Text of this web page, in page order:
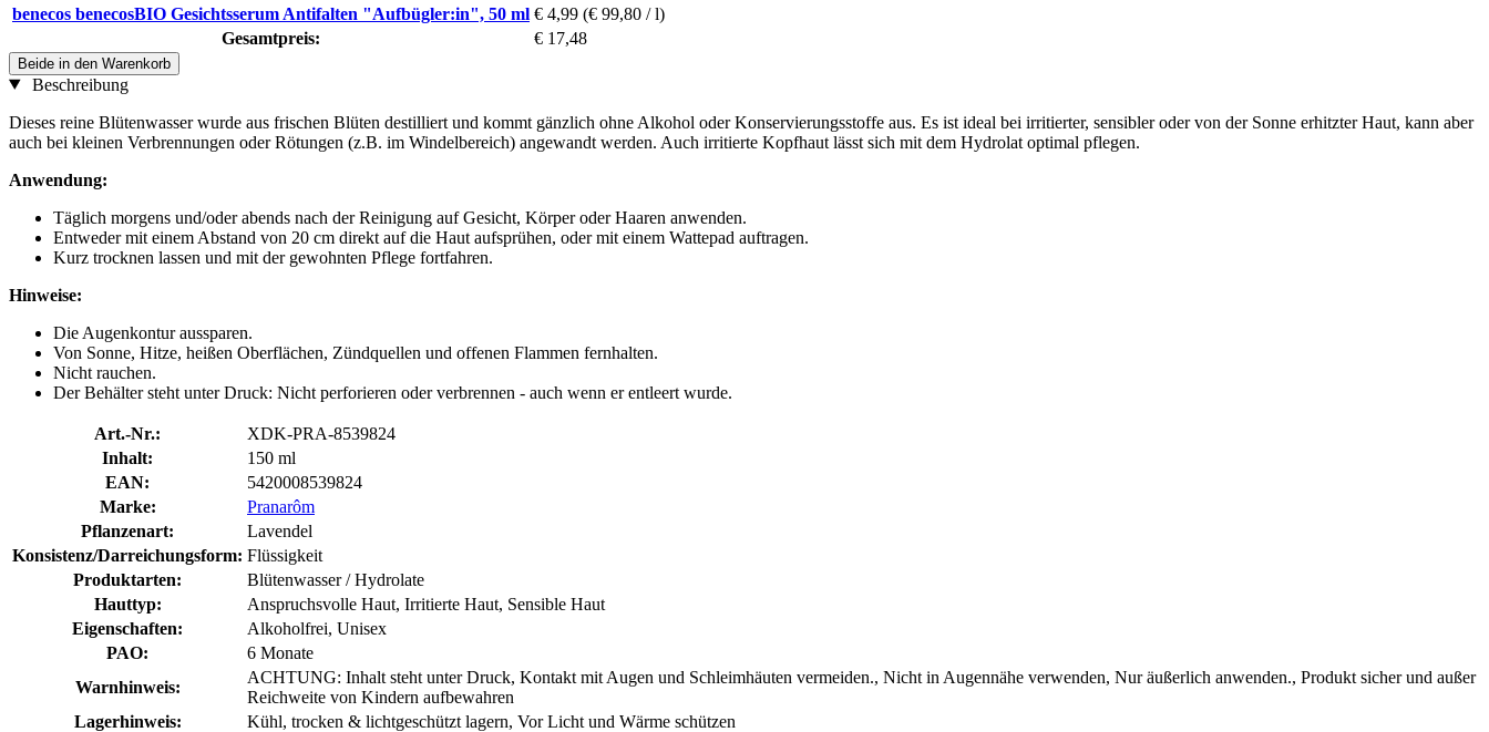
benecos benecosBIO Gesichtsserum Antifalten "Aufbügler:in", 50 ml € 4,99 (€ 99,80 / l)
Gesamtpreis:
€ 17,48
Beide in den Warenkorb
Beschreibung
Dieses reine Blütenwasser wurde aus frischen Blüten destilliert und kommt gänzlich ohne Alkohol oder Konservierungsstoffe aus. Es ist ideal bei irritierter, sensibler oder von der Sonne erhitzter Haut, kann aber
auch bei kleinen Verbrennungen oder Rötungen (z.B. im Windelbereich) angewandt werden. Auch irritierte Kopfhaut lässt sich mit dem Hydrolat optimal pflegen.
Anwendung:
Täglich morgens und/oder abends nach der Reinigung auf Gesicht, Körper oder Haaren anwenden.
Entweder mit einem Abstand von 20 cm direkt auf die Haut aufsprühen, oder mit einem Wattepad auftragen.
Kurz trocknen lassen und mit der gewohnten Pflege fortfahren.
Hinweise:
Die Augenkontur aussparen.
Von Sonne, Hitze, heißen Oberflächen, Zündquellen und offenen Flammen fernhalten.
Nicht rauchen.
Der Behälter steht unter Druck: Nicht perforieren oder verbrennen - auch wenn er entleert wurde.
Art.-Nr.:
XDK-PRA-8539824
Inhalt:
150 ml
EAN:
5420008539824
Marke:
Pranarôm
Pflanzenart:
Lavendel
Konsistenz/Darreichungsform: Flüssigkeit
Produktarten:
Blütenwasser / Hydrolate
Hauttyp:
Anspruchsvolle Haut, Irritierte Haut, Sensible Haut
Eigenschaften:
Alkoholfrei, Unisex
PAO:
6 Monate
Warnhinweis:
ACHTUNG: Inhalt steht unter Druck, Kontakt mit Augen und Schleimhäuten vermeiden., Nicht in Augennähe verwenden, Nur äußerlich anwenden., Produkt sicher und außer
Reichweite von Kindern aufbewahren
Lagerhinweis:
Kühl, trocken & lichtgeschützt lagern, Vor Licht und Wärme schützen